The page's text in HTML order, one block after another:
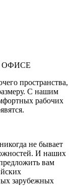
ОФИСЕ
пространства,
С нашим
рабочих
не бывает
И наших
вам
зарубежных